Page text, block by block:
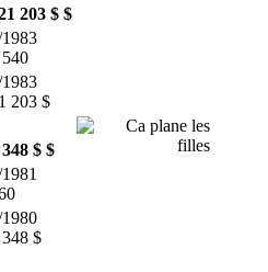
203 $ $
203 $
$ $
$